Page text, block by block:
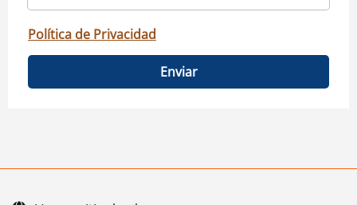
Política de Privacidad
Enviar